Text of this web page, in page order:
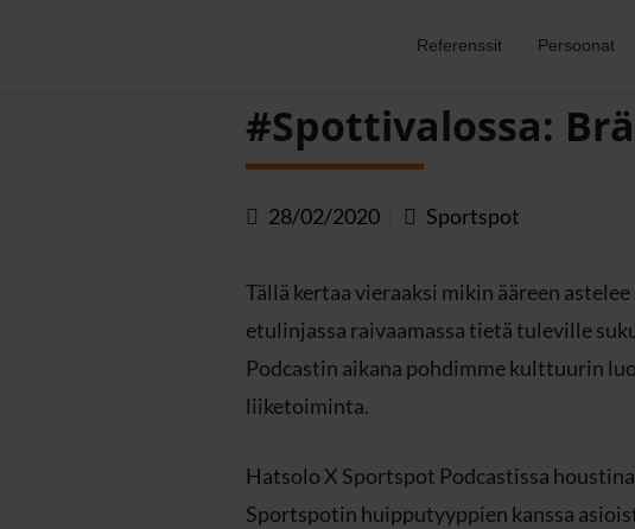
Referenssit Persoonat
#Spottivalossa:
28/02/2020 Sportspot
Tällä kertaa vieraaksi mikin ääreen
etulinjassa raivaamassa tietä tuleville
Podcastin aikana pohdimme kulttuurin
liiketoiminta.
Hatsolo X Sportspot Podcastissa
Sportspotin huipputyyppien kanssa